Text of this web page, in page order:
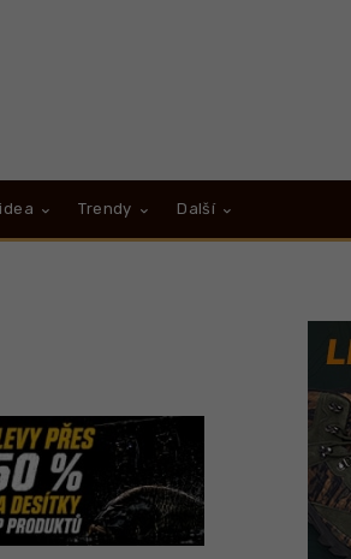
Trendy Další